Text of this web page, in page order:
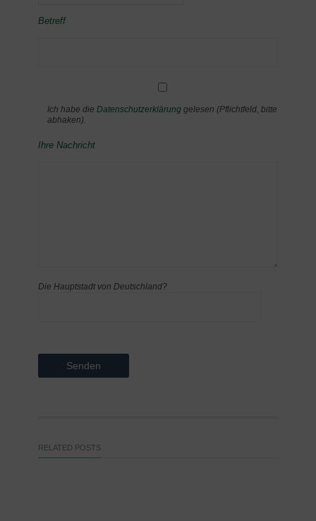
Betreff
Ich habe die Datenschutzerklärung gelesen (Pflichtfeld, bitte
abhaken).
Ihre Nachricht
Die Hauptstadt von Deutschland?
RELATED POSTS